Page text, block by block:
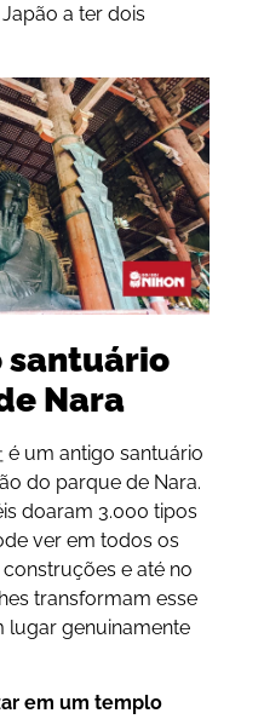
a ter dois
santuário
Nara
é um antigo santuário
do parque de Nara.
doaram 3.000 tipos
ver em todos os
e até no
transformam esse
lugar genuinamente
em um templo